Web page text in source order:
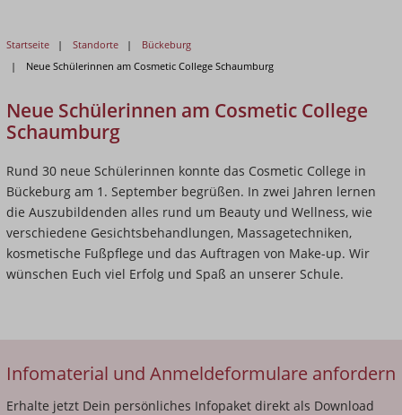
Startseite Standorte
Bückeburg
Neue Schülerinnen am Cosmetic College Schaumburg
Neue Schülerinnen am Cosmetic College
Schaumburg
Rund 30 neue Schülerinnen konnte das Cosmetic College in
Bückeburg am 1. September begrüßen. In zwei Jahren lernen
die Auszubildenden alles rund um Beauty und Wellness, wie
verschiedene Gesichtsbehandlungen, Massagetechniken,
kosmetische Fußpflege und das Auftragen von Make-up. Wir
wünschen Euch viel Erfolg und Spaß an unserer Schule.
Infomaterial und Anmeldeformulare anfordern
Erhalte jetzt Dein persönliches Infopaket direkt als Download